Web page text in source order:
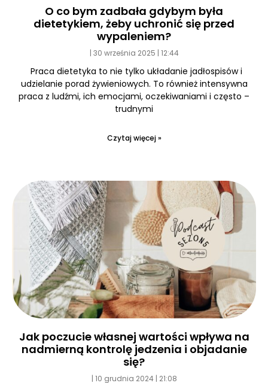
O co bym zadbała gdybym była
dietetykiem, żeby uchronić się przed
wypaleniem?
30 września 2025 12:44
Praca dietetyka to nie tylko układanie jadłospisów i
udzielanie porad żywieniowych. To również intensywna
praca z ludźmi, ich emocjami, oczekiwaniami i często –
trudnymi
Czytaj więcej »
Jak poczucie własnej wartości wpływa na
nadmierną kontrolę jedzenia i objadanie
się?
10 grudnia 2024 21:08